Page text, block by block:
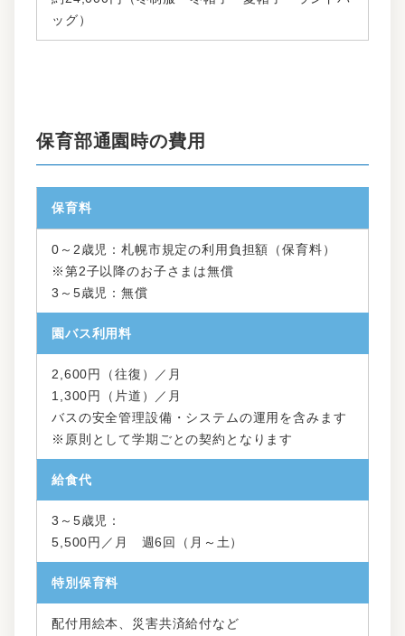
ッグ）
保育部通園時の費用
保育料
0～2歳児：札幌市規定の利用負担額（保育料）
※第2子以降のお子さまは無償
3～5歳児：無償
園バス利用料
2,600円（往復）／月
1,300円（片道）／月
バスの安全管理設備・システムの運用を含みます
※ 原則として学期ごとの契約となります
給食代
3～5歳児：
5,500円／月 週6回（月～土）
特別保育料
配付用絵本、災害共済給付など